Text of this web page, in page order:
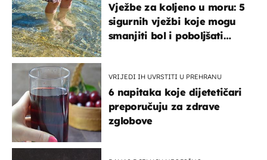
Vježbe za koljeno u moru: 5
sigurnih vježbi koje mogu
smanjiti bol i poboljšati
VRIJEDI IH UVRSTITI U PREHRANU
6 napitaka koje dijetetičari
preporučuju za zdrave
zglobove